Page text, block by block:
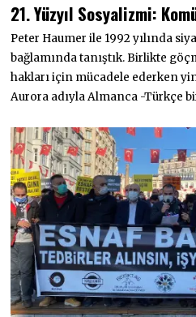
E
L
Ü
L
2
2
21. Yüzyıl Sosyalizmi:
Peter Haumer ile 1992 yılında
bağlamında tanıştık. Birlikte
hakları için mücadele ederken
Aurora adıyla Almanca -Türkçe